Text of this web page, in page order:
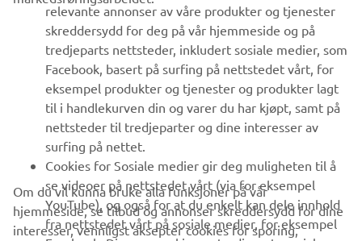
UTFORSK YAMAHA
FAQ & SUPPORT
NYHETSBREV
Vær den første til å lære om de siste tilbudene, spesielle
arrangementer, nye utgivelser og mye mer
relevante annonser av våre produkter og tjenester
skreddersydd for deg på vår hjemmeside og på
tredjeparts nettsteder, inkludert sosiale medier, som
Facebook, basert på surfing på nettstedet vårt, for
eksempel produkter og tjenester og produkter lagt
til i handlekurven din og varer du har kjøpt, samt på
nettsteder til tredjeparter og dine interesser av
surfing på nettet.
Cookies for Sosiale medier gir deg muligheten til å
se videoer på nettstedet vårt (via for eksempel
YouTube), og også for at du enkelt kan dele innhold
fra nettstedet vårt på sosiale medier, for eksempel
Om du vil kunna bruke alla funksjoner på vår
hjemmeside, se tilbud og annonser skreddersydd for dine
interesser, vennligst aksepter cookies for sporing,